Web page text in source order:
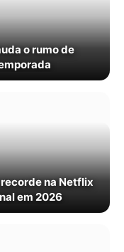
o rumo de
recorde na Netflix
em 2026